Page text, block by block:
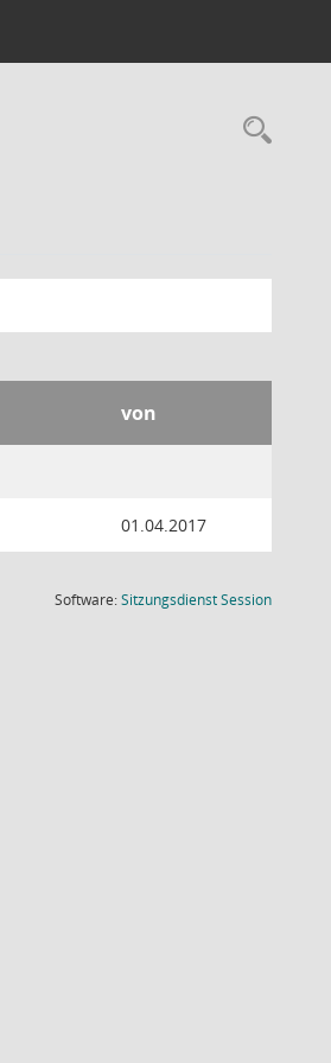
von
01.04.2017
Software:SitzungsdienstSession(Wird in